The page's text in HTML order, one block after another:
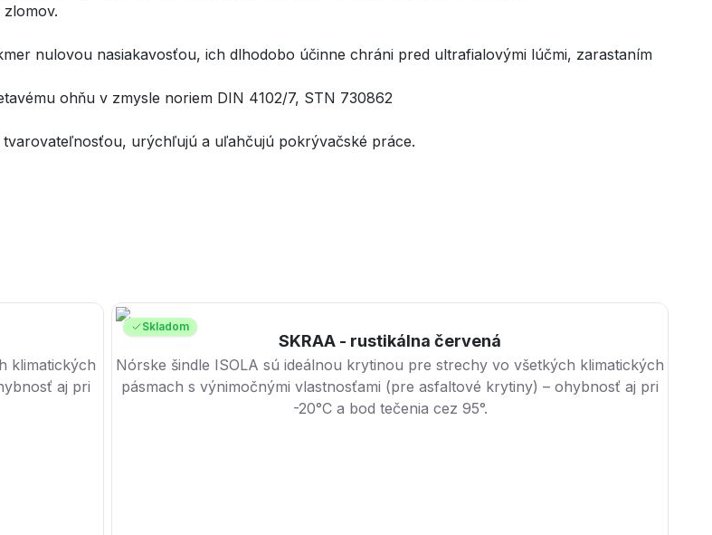
nulovou nasiakavosťou, ich dlhodobo účinne chráni pred ultrafialovými lúčmi, zarastaním
ohňu v zmysle noriem DIN 4102/7, STN 730862
urýchľujú a uľahčujú pokrývačské práce.
klimatických
aj pri
Skladom
SKRAA - rustikálna červená
Nórske šindle ISOLA sú ideálnou krytinou pre strechy vo všetkých klimatických
pásmach s výnimočnými vlastnosťami (pre asfaltové krytiny) – ohybnosť aj pri
-20°C a bod tečenia cez 95°.